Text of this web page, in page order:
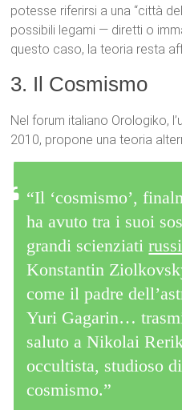
potesse riferirsi a una “città
possibili legami — diretti o
questo caso, la teoria resta
3. Il Cosmismo
Nel forum italiano Orologiko,
2010, propone una teoria
“Il ‘cosmismo’,
ha avuto tra i suoi
grandi scienziatirussi
Konstantin
come il padre
Yuri Gagarin…
saluto a Nikolai
occultista, studioso
cosmismo.”